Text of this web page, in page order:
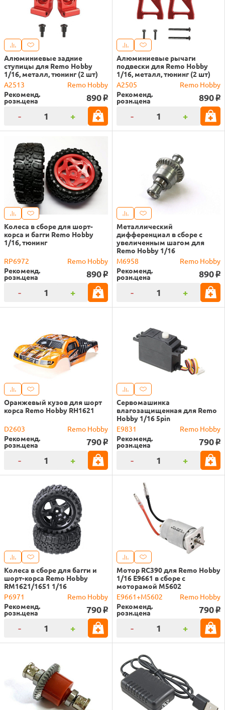
Алюминиевые задние
ступицы для Remo Hobby
1/16, металл, тюнинг (2 шт)
A2513
Remo Hobby
Рекоменд.
розн.цена 890 o
- +
Алюминиевые рычаги
подвески для Remo Hobby
1/16, металл, тюнинг (2 шт)
A2505
Remo Hobby
Рекоменд.
розн.цена 890 o
- +
Колеса в сборе для шорт-
корса и багги Remo Hobby
1/16, тюнинг
RP6972
Remo Hobby
Рекоменд.
розн.цена 890 o
- +
Металлический
дифференциал в сборе с
увеличенным шагом для
Remo Hobby 1/16
M6958
Remo Hobby
Рекоменд.
розн.цена 890 o
- +
Оранжевый кузов для шорт
корса Remo Hobby RH1621
D2603
Remo Hobby
Рекоменд.
розн.цена 790 o
- +
Сервомашинка
влагозащищенная для Remo
Hobby 1/16 5pin
E9831
Remo Hobby
Рекоменд.
розн.цена 790 o
- +
Колеса в сборе для багги и
шорт-корса Remo Hobby
RM1621/1651 1/16
P6971
Remo Hobby
Рекоменд.
розн.цена 790 o
- +
Мотор RC390 для Remo Hobby
1/16 E9661 в сборе с
моторамой M5602
E9661+M5602
Remo Hobby
Рекоменд.
розн.цена 790 o
- +